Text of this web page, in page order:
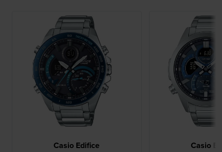
Casio Edifice Casio